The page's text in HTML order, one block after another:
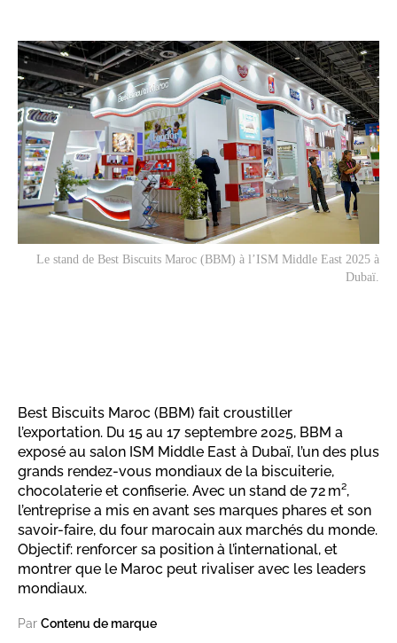
Le stand de Best Biscuits Maroc (BBM) à l’ISM Middle East 2025 à
Dubaï.
Best Biscuits Maroc (BBM) fait croustiller
l’exportation. Du 15 au 17 septembre 2025, BBM a
exposé au salon ISM Middle East à Dubaï, l’un des plus
grands rendez-vous mondiaux de la biscuiterie,
chocolaterie et confiserie. Avec un stand de 72 m²,
l’entreprise a mis en avant ses marques phares et son
savoir-faire, du four marocain aux marchés du monde.
Objectif: renforcer sa position à l’international, et
montrer que le Maroc peut rivaliser avec les leaders
mondiaux.
Par Contenu de marque